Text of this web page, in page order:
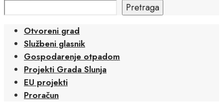
Pretraga
Otvoreni grad
Službeni glasnik
Gospodarenje otpadom
Projekti Grada Slunja
EU projekti
Proračun